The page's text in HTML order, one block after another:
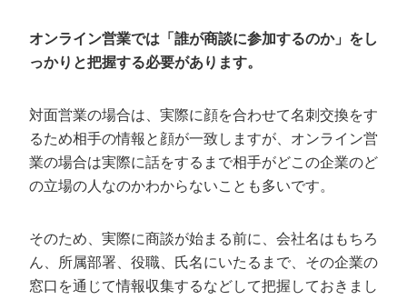
オンライン営業では「誰が商談に参加するのか」をし
っかりと把握する必要があります。
対面営業の場合は、実際に顔を合わせて名刺交換をす
るため相手の情報と顔が一致しますが、オンライン営
業の場合は実際に話をするまで相手がどこの企業のど
の立場の人なのかわからないことも多いです。
そのため、実際に商談が始まる前に、会社名はもちろ
ん、所属部署、役職、氏名にいたるまで、その企業の
窓口を通じて情報収集するなどして把握しておきまし